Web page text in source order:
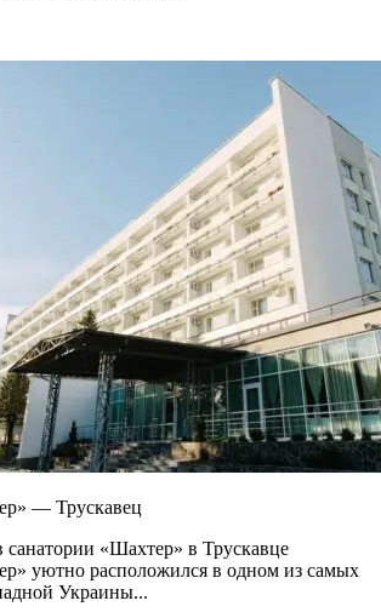
— Трускавец
«Шахтер» в Трускавце
уютно расположился в одном из самых
Украины...